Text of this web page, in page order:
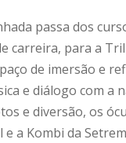
passa dos
carreira, para a
de imersão e
e diálogo com a
e diversão, os
a Kombi da